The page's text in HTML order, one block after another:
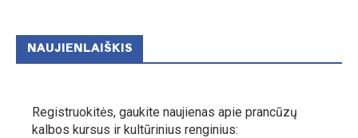
NAUJIENLAIŠKIS
Registruokitės, gaukite naujienas apie prancūzų
kalbos kursus ir kultūrinius renginius: